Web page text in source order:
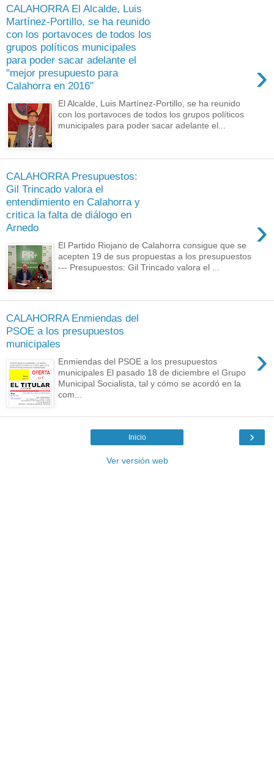
CALAHORRA El Alcalde, Luis
Martínez-Portillo, se ha reunido
con los portavoces de todos los
grupos políticos municipales
para poder sacar adelante el
"mejor presupuesto para
Calahorra en 2016"
›
El Alcalde, Luis Martínez-Portillo, se ha reunido
con los portavoces de todos los grupos políticos
municipales para poder sacar adelante el...
CALAHORRA Presupuestos:
Gil Trincado valora el
entendimiento en Calahorra y
critica la falta de diálogo en
Arnedo
›
El Partido Riojano de Calahorra consigue que se
acepten 19 de sus propuestas a los presupuestos
--- Presupuestos: Gil Trincado valora el ...
CALAHORRA Enmiendas del
PSOE a los presupuestos
municipales
›
Enmiendas del PSOE a los presupuestos
municipales El pasado 18 de diciembre el Grupo
Municipal Socialista, tal y cómo se acordó en la
com...
›
Inicio
Ver versión web